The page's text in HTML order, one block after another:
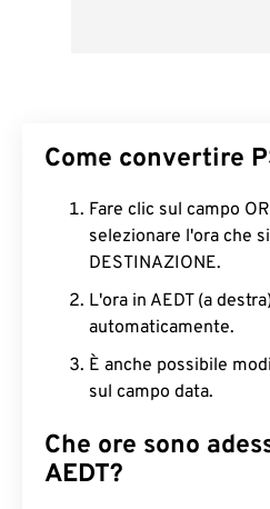
Come convertire
Fare clic sul campo
selezionare l'ora che
DESTINAZIONE.
L'ora in AEDT (a
automaticamente.
È anche possibile
sul campo data.
Che ore sono
AEDT?